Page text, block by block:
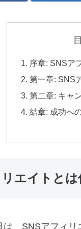
序章: SNSア
第一章: SNS
第二章: キャ
結章: 成功へ
エイトとは
、SNSアフィ